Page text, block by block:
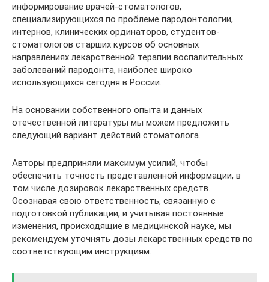
информирование врачей-стоматологов,
специализирующихся по проблеме пародонтологии,
интернов, клинических ординаторов, студентов-
стоматологов старших курсов об основных
направлениях лекарственной терапии воспалительных
заболеваний пародонта, наиболее широко
использующихся сегодня в России.
На основании собственного опыта и данных
отечественной литературы мы можем предложить
следующий вариант действий стоматолога.
Авторы предприняли максимум усилий, чтобы
обеспечить точность представленной информации, в
том числе дозировок лекарственных средств.
Осознавая свою ответственность, связанную с
подготовкой публикации, и учитывая постоянные
изменения, происходящие в медицинской науке, мы
рекомендуем уточнять дозы лекарственных средств по
соответствующим инструкциям.